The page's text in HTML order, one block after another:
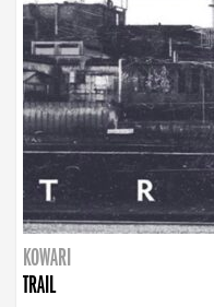
KOWARI
TRAIL